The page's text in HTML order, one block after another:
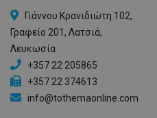
Γιάννου Κρανιδιώτη 102,
Γραφείο 201, Λατσιά,
Λευκωσία
+357 22 205865
+357 22 374613
info@tothemaonline.com